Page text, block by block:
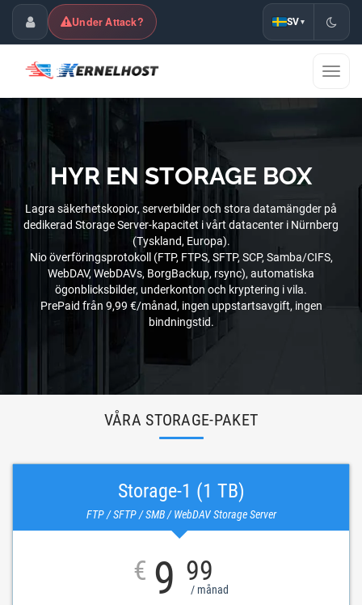
KundpanelUnder Attack? SV ▾
Växla
HYR EN STORAGE BOX
Lagra säkerhetskopior, serverbilder och stora datamängder på
dedikerad Storage Server-kapacitet i vårt datacenter i Nürnberg
(Tyskland, Europa).
Nio överföringsprotokoll (FTP, FTPS, SFTP, SCP, Samba/CIFS,
WebDAV, WebDAVs, BorgBackup, rsync), automatiska
ögonblicksbilder, underkonton och kryptering i vila.
PrePaid från 9,99 €/månad, ingen uppstartsavgift, ingen
bindningstid.
VÅRA STORAGE-PAKET
Storage-1 (1 TB)
FTP / SFTP / SMB / WebDAV Storage Server
€ 9 99
/ månad